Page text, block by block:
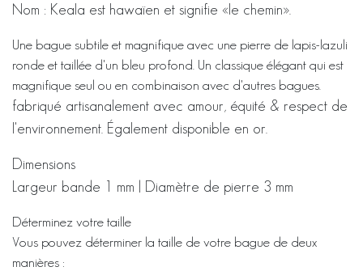
Nom : Keala est hawaïen et signifie «le chemin».
Une bague subtile et magnifique avec une pierre de lapis-lazuli
ronde et taillée d'un bleu profond. Un classique élégant qui est
magnifique seul ou en combinaison avec d'autres bagues.
fabriqué artisanalement avec amour, équité & respect de
l'environnement. Également disponible en or.
Dimensions
Largeur bande 1 mm | Diamètre de pierre 3 mm
Déterminez votre taille
Vous pouvez déterminer la taille de votre bague de deux
manières :